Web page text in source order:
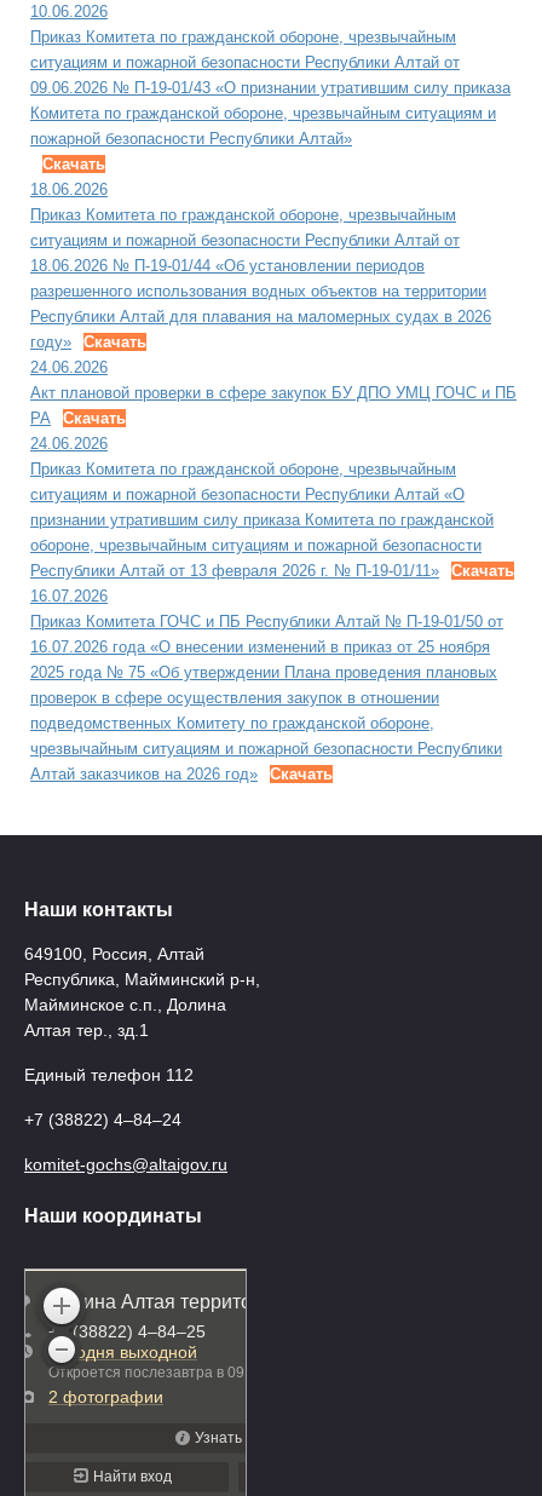
10.06.2026
Приказ Комитета по гражданской обороне, чрезвычайным
ситуациям и пожарной безопасности Республики Алтай от
09.06.2026 № П-19-01/43 «О признании утратившим силу приказа
Комитета по гражданской обороне, чрезвычайным ситуациям и
пожарной безопасности Республики Алтай»
Скачать
18.06.2026
Приказ Комитета по гражданской обороне, чрезвычайным
ситуациям и пожарной безопасности Республики Алтай от
18.06.2026 № П-19-01/44 «Об установлении периодов
разрешенного использования водных объектов на территории
Республики Алтай для плавания на маломерных судах в 2026
году»
Скачать
24.06.2026
Акт плановой проверки в сфере закупок БУ ДПО УМЦ ГОЧС и ПБ
РА
Скачать
24.06.2026
Приказ Комитета по гражданской обороне, чрезвычайным
ситуациям и пожарной безопасности Республики Алтай «О
признании утратившим силу приказа Комитета по гражданской
обороне, чрезвычайным ситуациям и пожарной безопасности
Республики Алтай от 13 февраля 2026 г. № П-19-01/11»
Скачать
16.07.2026
Приказ Комитета ГОЧС и ПБ Республики Алтай № П-19-01/50 от
16.07.2026 года «О внесении изменений в приказ от 25 ноября
2025 года № 75 «Об утверждении Плана проведения плановых
проверок в сфере осуществления закупок в отношении
подведомственных Комитету по гражданской обороне,
чрезвычайным ситуациям и пожарной безопасности Республики
Алтай заказчиков на 2026 год»
Скачать
Наши контакты
649100, Россия, Алтай
Республика, Майминский р-н,
Майминское с.п., Долина
Алтая тер., зд.1
Единый телефон 112
+7 (38822) 4‒84‒24
komitet-gochs@altaigov.ru
Наши координаты